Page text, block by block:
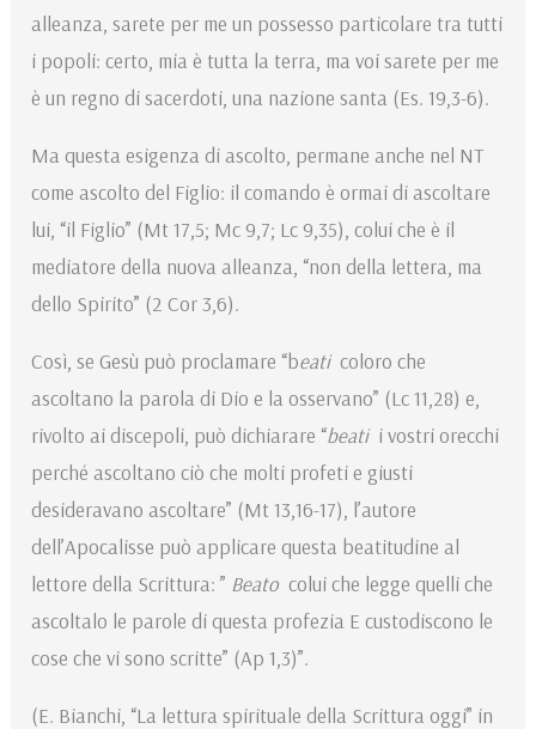
alleanza, sarete per me un possesso particolare tra tutti
i popoli: certo, mia è tutta la terra, ma voi sarete per me
è un regno di sacerdoti, una nazione santa (Es. 19,3-6).
Ma questa esigenza di ascolto, permane anche nel NT
come ascolto del Figlio: il comando è ormai di ascoltare
lui, “il Figlio” (Mt 17,5; Mc 9,7; Lc 9,35), colui che è il
mediatore della nuova alleanza, “non della lettera, ma
dello Spirito” (2 Cor 3,6).
Così, se Gesù può proclamare “beati coloro che
ascoltano la parola di Dio e la osservano” (Lc 11,28) e,
rivolto ai discepoli, può dichiarare “beati i vostri orecchi
perché ascoltano ciò che molti profeti e giusti
desideravano ascoltare” (Mt 13,16-17), l’autore
dell’Apocalisse può applicare questa beatitudine al
lettore della Scrittura: ” Beato colui che legge quelli che
ascoltalo le parole di questa profezia E custodiscono le
cose che vi sono scritte” (Ap 1,3)”.
(E. Bianchi, “La lettura spirituale della Scrittura oggi” in